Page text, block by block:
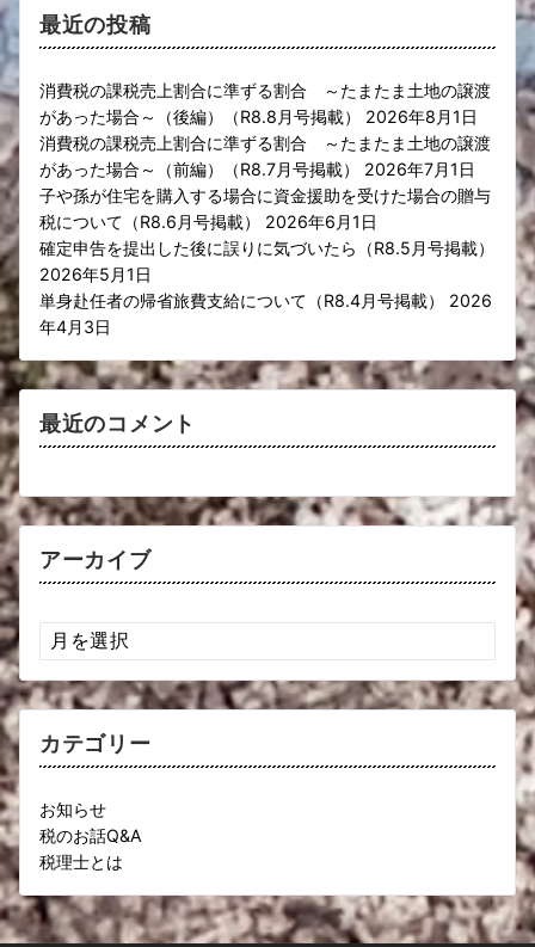
最近の投稿
消費税の課税売上割合に準ずる割合 ～たまたま土地の譲渡
があった場合～（後編）（R8.8月号掲載）
2026年8月1日
消費税の課税売上割合に準ずる割合 ～たまたま土地の譲渡
があった場合～（前編）（R8.7月号掲載）
2026年7月1日
子や孫が住宅を購入する場合に資金援助を受けた場合の贈与
税について（R8.6月号掲載）
2026年6月1日
確定申告を提出した後に誤りに気づいたら（R8.5月号掲載）
2026年5月1日
単身赴任者の帰省旅費支給について（R8.4月号掲載）
2026
年4月3日
最近のコメント
アーカイブ
ア
ー
カ
イ
カテゴリー
お知らせ
税のお話Q&A
税理士とは